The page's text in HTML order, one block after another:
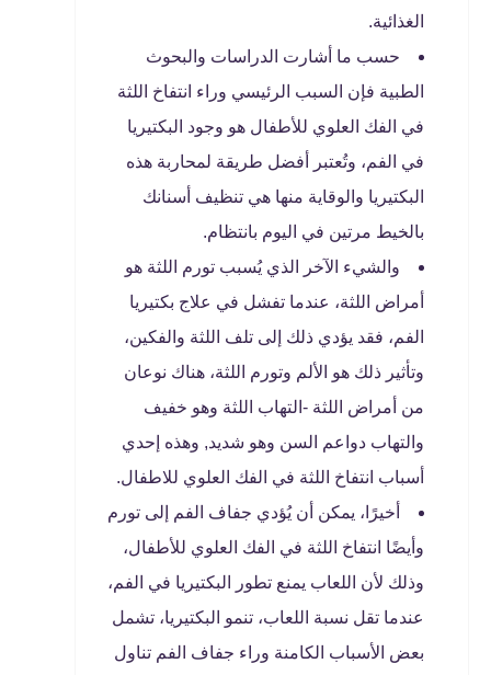
الغذائية.
حسب ما أشارت الدراسات والبحوث
الطبية فإن السبب الرئيسي وراء انتفاخ اللثة
في الفك العلوي للأطفال هو وجود البكتيريا
في الفم، وتُعتبر أفضل طريقة لمحاربة هذه
البكتيريا والوقاية منها هي تنظيف أسنانك
بالخيط مرتين في اليوم بانتظام.
والشيء الآخر الذي يُسبب تورم اللثة هو
أمراض اللثة، عندما تفشل في علاج بكتيريا
الفم، فقد يؤدي ذلك إلى تلف اللثة والفكين،
وتأثير ذلك هو الألم وتورم اللثة، هناك نوعان
من أمراض اللثة -التهاب اللثة وهو خفيف
والتهاب دواعم السن وهو شديد, وهذه إحدي
أسباب انتفاخ اللثة في الفك العلوي للاطفال.
أخيرًا، يمكن أن يُؤدي جفاف الفم إلى تورم
وأيضًا انتفاخ اللثة في الفك العلوي للأطفال،
وذلك لأن اللعاب يمنع تطور البكتيريا في الفم،
عندما تقل نسبة اللعاب، تنمو البكتيريا، تشمل
بعض الأسباب الكامنة وراء جفاف الفم تناول